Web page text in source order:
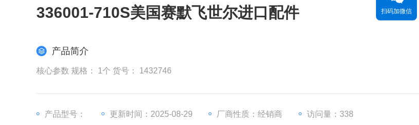
336001-710S美国赛默飞世尔进口配件
产品简介
核心参数 规格： 1个 货号： 1432746
产品型号： 更新时间：2025-08-29 厂商性质：经销商 访问量：338
扫码加微信